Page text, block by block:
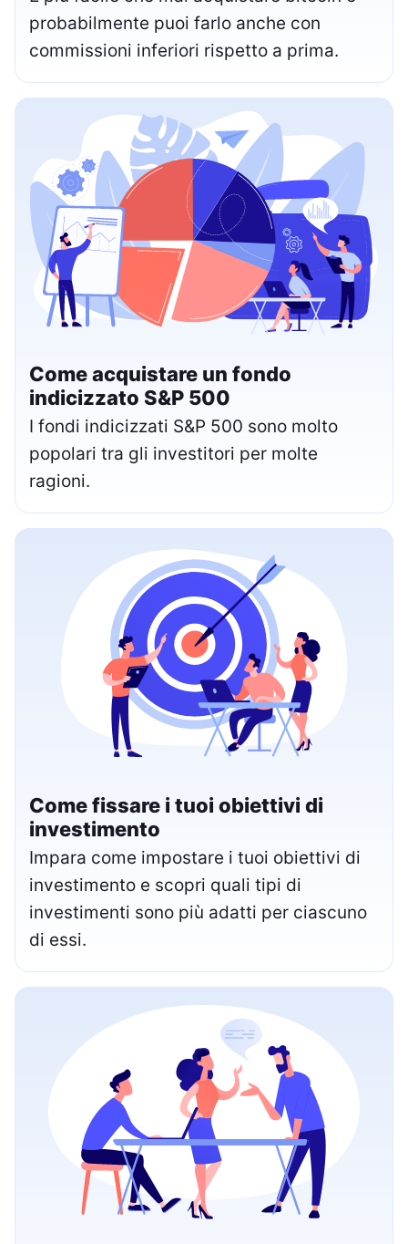
probabilmente puoi farlo anche con
commissioni inferiori rispetto a prima.
Come acquistare un fondo
indicizzato S&P 500
I fondi indicizzati S&P 500 sono molto
popolari tra gli investitori per molte
ragioni.
Come fissare i tuoi obiettivi di
investimento
Impara come impostare i tuoi obiettivi di
investimento e scopri quali tipi di
investimenti sono più adatti per ciascuno
di essi.